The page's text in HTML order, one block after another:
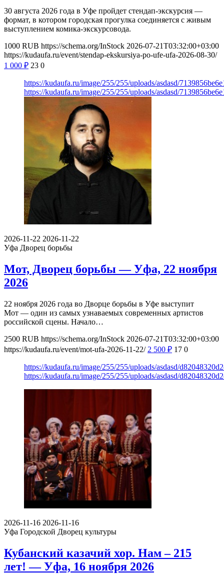
30 августа 2026 года в Уфе пройдет стендап-экскурсия —
формат, в котором городская прогулка соединяется с живым
выступлением комика-экскурсовода.
1000 RUB https://schema.org/InStock 2026-07-21T03:32:00+03:00
https://kudaufa.ru/event/stendap-ekskursiya-po-ufe-ufa-2026-08-30/
1 000 ₽ 23 0
https://kudaufa.ru/image/255/255/uploads/asdasd/
https://kudaufa.ru/image/255/255/uploads/asdasd/
2026-11-22 2026-11-22
Уфа Дворец борьбы
Мот, Дворец борьбы — Уфа, 22 ноября
2026
22 ноября 2026 года во Дворце борьбы в Уфе выступит
Мот — один из самых узнаваемых современных артистов
российской сцены. Начало…
2500 RUB https://schema.org/InStock 2026-07-21T03:32:00+03:00
https://kudaufa.ru/event/mot-ufa-2026-11-22/ 2 500 ₽ 17 0
https://kudaufa.ru/image/255/255/uploads/asdasd/
https://kudaufa.ru/image/255/255/uploads/asdasd/
2026-11-16 2026-11-16
Уфа Городской Дворец культуры
Кубанский казачий хор. Нам – 215
лет! — Уфа, 16 ноября 2026